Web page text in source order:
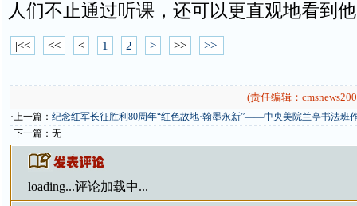
人们不止通过听课，还可以更直观地看到
|<< << < 1 2 > >> >>|
(责任编辑：
·上一篇： 纪念红军长征胜利80周年“红色故地·翰墨永新”——中央美院兰亭书法班
·下一篇：无
loading...评论加载中...